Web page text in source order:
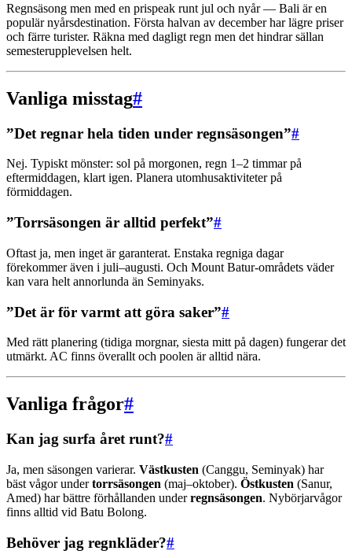
Regnsäsong men med en prispeak runt jul och nyår — Bali är en
populär nyårsdestination. Första halvan av december har lägre priser
och färre turister. Räkna med dagligt regn men det hindrar sällan
semesterupplevelsen helt.
Vanliga misstag#
”Det regnar hela tiden under regnsäsongen”#
Nej. Typiskt mönster: sol på morgonen, regn 1–2 timmar på
eftermiddagen, klart igen. Planera utomhusaktiviteter på
förmiddagen.
”Torrsäsongen är alltid perfekt”#
Oftast ja, men inget är garanterat. Enstaka regniga dagar
förekommer även i juli–augusti. Och Mount Batur-områdets väder
kan vara helt annorlunda än Seminyaks.
”Det är för varmt att göra saker”#
Med rätt planering (tidiga morgnar, siesta mitt på dagen) fungerar det
utmärkt. AC finns överallt och poolen är alltid nära.
Vanliga frågor#
Kan jag surfa året runt?#
Ja, men säsongen varierar. Västkusten (Canggu, Seminyak) har
bäst vågor undertorrsäsongen (maj–oktober). Östkusten (Sanur,
Amed) har bättre förhållanden underregnsäsongen. Nybörjarvågor
finns alltid vid Batu Bolong.
Behöver jag regnkläder?#